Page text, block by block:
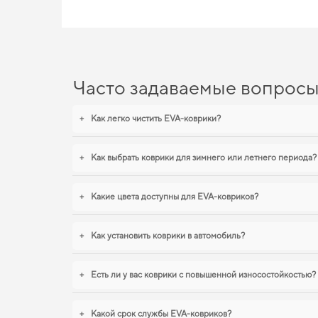
Часто задаваемые
+ Как легко чистить EVA-коврики?
+ Как выбрать коврики для зимнего или летнего периода?
+ Какие цвета доступны для EVA-ковриков?
+ Как установить коврики в автомобиль?
+ Есть ли у вас коврики с повышенной износостойкостью?
+ Какой срок службы EVA-ковриков?